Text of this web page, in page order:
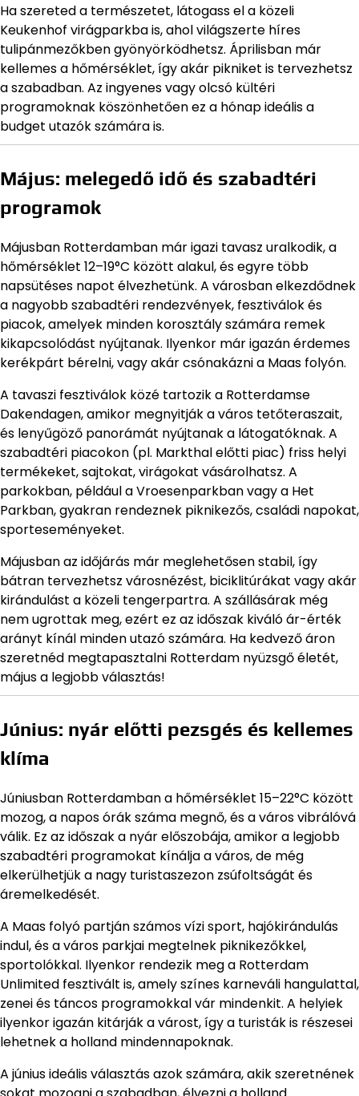
Ha szereted a természetet, látogass el a közeli
Keukenhof virágparkba is, ahol világszerte híres
tulipánmezőkben gyönyörködhetsz. Áprilisban már
kellemes a hőmérséklet, így akár pikniket is tervezhetsz
a szabadban. Az ingyenes vagy olcsó kültéri
programoknak köszönhetően ez a hónap ideális a
budget utazók számára is.
Május: melegedő idő és szabadtéri
programok
Májusban Rotterdamban már igazi tavasz uralkodik, a
hőmérséklet 12–19°C között alakul, és egyre több
napsütéses napot élvezhetünk. A városban elkezdődnek
a nagyobb szabadtéri rendezvények, fesztiválok és
piacok, amelyek minden korosztály számára remek
kikapcsolódást nyújtanak. Ilyenkor már igazán érdemes
kerékpárt bérelni, vagy akár csónakázni a Maas folyón.
A tavaszi fesztiválok közé tartozik a Rotterdamse
Dakendagen, amikor megnyitják a város tetőteraszait,
és lenyűgöző panorámát nyújtanak a látogatóknak. A
szabadtéri piacokon (pl. Markthal előtti piac) friss helyi
termékeket, sajtokat, virágokat vásárolhatsz. A
parkokban, például a Vroesenparkban vagy a Het
Parkban, gyakran rendeznek piknikezős, családi napokat,
sporteseményeket.
Májusban az időjárás már meglehetősen stabil, így
bátran tervezhetsz városnézést, biciklitúrákat vagy akár
kirándulást a közeli tengerpartra. A szállásárak még
nem ugrottak meg, ezért ez az időszak kiváló ár-érték
arányt kínál minden utazó számára. Ha kedvező áron
szeretnéd megtapasztalni Rotterdam nyüzsgő életét,
május a legjobb választás!
Június: nyár előtti pezsgés és kellemes
klíma
Júniusban Rotterdamban a hőmérséklet 15–22°C között
mozog, a napos órák száma megnő, és a város vibrálóvá
válik. Ez az időszak a nyár előszobája, amikor a legjobb
szabadtéri programokat kínálja a város, de még
elkerülhetjük a nagy turistaszezon zsúfoltságát és
áremelkedését.
A Maas folyó partján számos vízi sport, hajókirándulás
indul, és a város parkjai megtelnek piknikezőkkel,
sportolókkal. Ilyenkor rendezik meg a Rotterdam
Unlimited fesztivált is, amely színes karneváli hangulattal,
zenei és táncos programokkal vár mindenkit. A helyiek
ilyenkor igazán kitárják a várost, így a turisták is részesei
lehetnek a holland mindennapoknak.
A június ideális választás azok számára, akik szeretnének